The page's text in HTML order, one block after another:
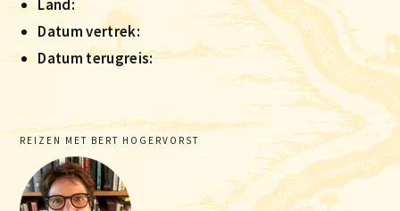
Land:
Datum vertrek:
Datum terugreis:
Primaire
Sidebar
REIZEN MET BERT HOGERVORST